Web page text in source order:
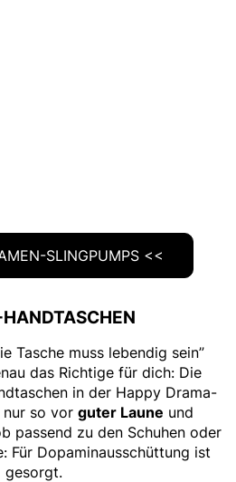
SLINGPUMPS <<
Tasche muss lebendig sein”
das Richtige für dich: Die
in der Happy Drama-
nur so vor guter Laune und
passend zu den Schuhen oder
Für Dopaminausschüttung ist
gesorgt.